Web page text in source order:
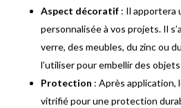
Aspect décoratif: Il apportera
personnalisée à vos projets. Il
verre, des meubles, du zinc ou
l’utiliser pour embellir des
Protection : Après
vitrifié pour une protection